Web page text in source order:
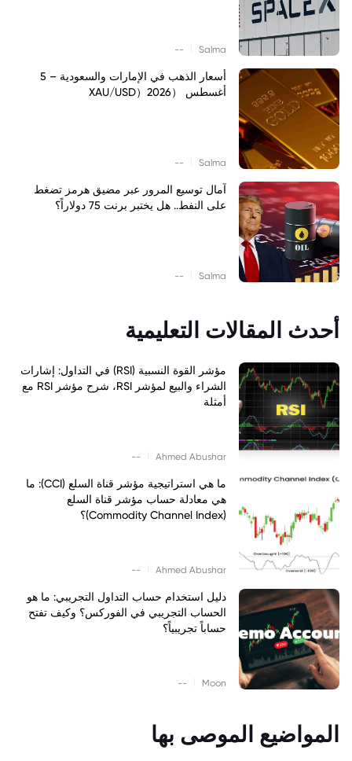
Salma
--
أسعار الذهب في الإمارات والسعودية – 5
أغسطس （XAU/USD）2026
Salma
--
آمال توسيع المرور عبر مضيق هرمز تضغط
على النفط.. هل يختبر برنت 75 دولاراً؟
Salma
--
أحدث المقالات التعليمية
مؤشر القوة النسبية (RSI) في التداول: إشارات
الشراء والبيع لمؤشر RSI، شرح مؤشر RSI مع
أمثلة
Ahmed Abushar
--
ما هي استراتيجية مؤشر قناة السلع (CCI): ما
هي معادلة حساب مؤشر قناة السلع
(Commodity Channel Index)؟
Ahmed Abushar
--
دليل استخدام حساب التداول التجريبي: ما هو
الحساب التجريبي في الفوركس؟ وكيف تفتح
حساباً تجريبياً؟
Moon
--
المواضيع الموصى بها